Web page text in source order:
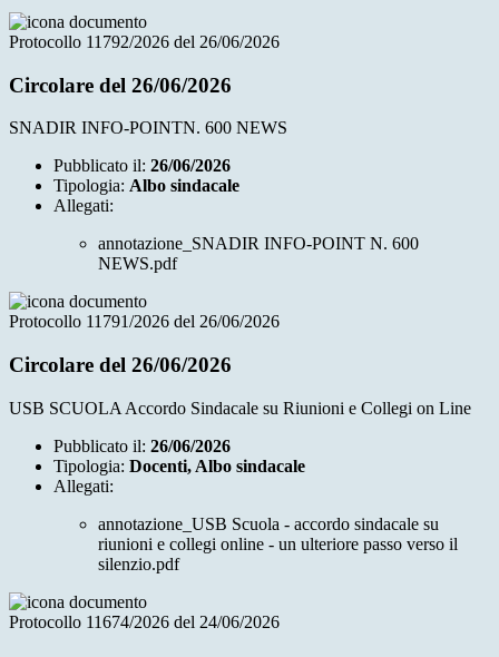
Protocollo 11792/2026 del 26/06/2026
Circolare del 26/06/2026
SNADIR INFO-POINTN. 600 NEWS
Pubblicato il: 26/06/2026
Tipologia: Albo sindacale
Allegati:
annotazione_SNADIR INFO-POINT N. 600
NEWS.pdf
Protocollo 11791/2026 del 26/06/2026
Circolare del 26/06/2026
USB SCUOLA Accordo Sindacale su Riunioni e Collegi on Line
Pubblicato il: 26/06/2026
Tipologia: Docenti, Albo sindacale
Allegati:
annotazione_USB Scuola - accordo sindacale su
riunioni e collegi online - un ulteriore passo verso il
silenzio.pdf
Protocollo 11674/2026 del 24/06/2026